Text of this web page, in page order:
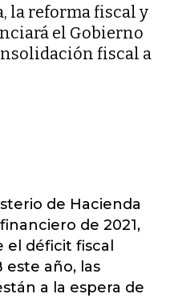
la reforma fiscal y
el Gobierno
fiscal a
de Hacienda
de 2021,
déficit fiscal
este año, las
a la espera de